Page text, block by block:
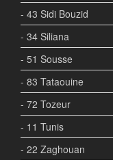
- 43 Sidi Bouzid
- 34 Siliana
- 51 Sousse
- 83 Tataouine
- 72 Tozeur
- 11 Tunis
- 22 Zaghouan